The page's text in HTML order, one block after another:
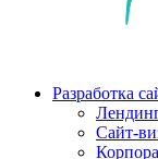
Разработка
Сайт-